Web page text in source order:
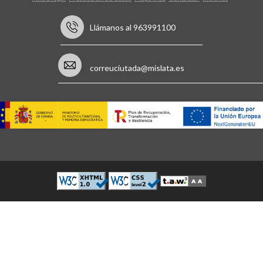
Llámanos al 963991100
correuciutada@mislata.es